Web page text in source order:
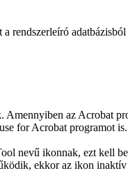
a rendszerleíró
az Acrobat
for Acrobat programot is.
nevű ikonnak, ezt kell
ekkor az ikon inaktív